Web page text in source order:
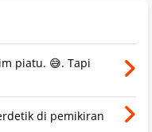
piatu. 😅. Tapi
di pemikiran